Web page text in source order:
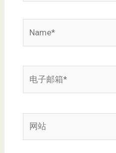
箱
站